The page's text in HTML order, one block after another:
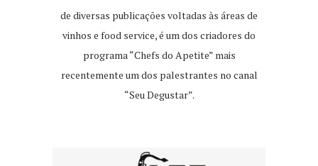
de diversas publicações voltadas às áreas de
vinhos e food service, é um dos criadores do
programa “Chefs do Apetite” mais
recentemente um dos palestrantes no canal
“Seu Degustar”.